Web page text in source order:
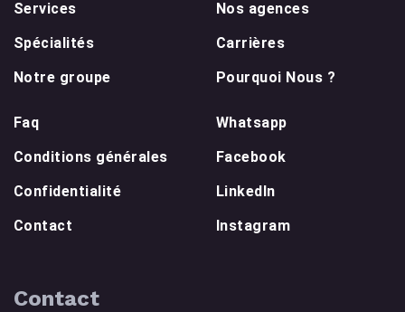
Services
Spécialités
Notre groupe
Nos agences
Carrières
Pourquoi Nous ?
Faq
Conditions générales
Confidentialité
Contact
Whatsapp
Facebook
LinkedIn
Instagram
Contact